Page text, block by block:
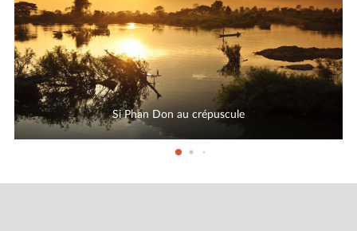
Si Phan Don au crépuscule